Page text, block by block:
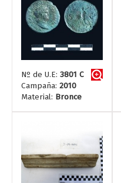
Nº de U.E: 3801 C
Campaña: 2010
Material: Bronce